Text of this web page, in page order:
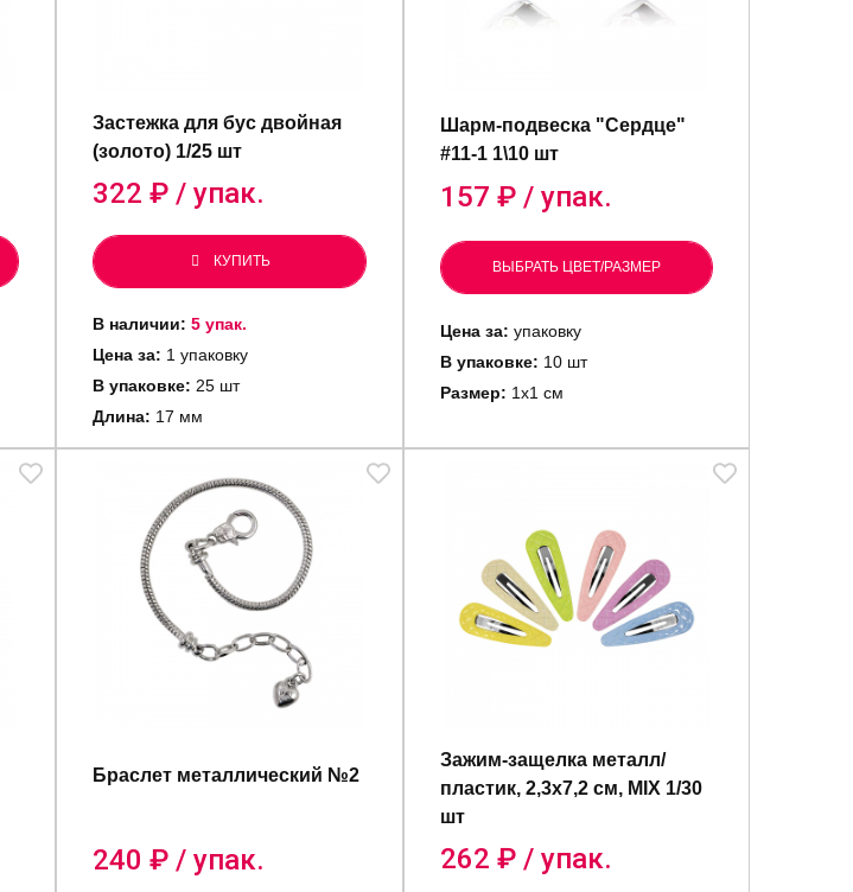
Застежка для бус двойная
(золото) 1/25 шт
322 ₽ / упак.
КУПИТЬ
В наличии: 5 упак.
Цена за: 1 упаковку
В упаковке: 25 шт
Длина: 17 мм
Шарм-подвеска "Сердце"
#11-1 1\10 шт
157 ₽ / упак.
ВЫБРАТЬ ЦВЕТ/РАЗМЕР
Цена за: упаковку
В упаковке: 10 шт
Размер: 1х1 см
Браслет металлический №2
240 ₽ / упак.
Зажим-защелка металл/
пластик, 2,3х7,2 см, MIX 1/30
шт
262 ₽ / упак.